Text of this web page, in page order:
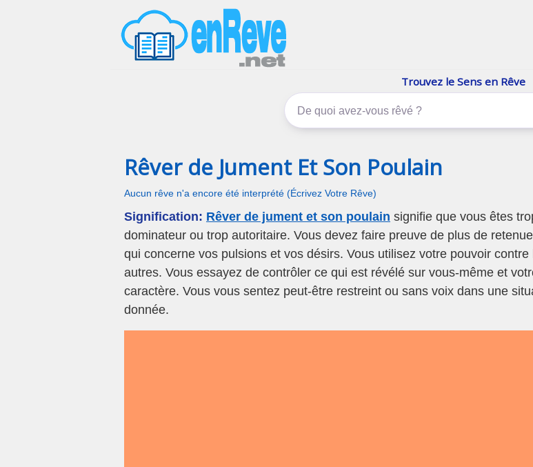
Trouvez le Sens en Rêve
Rêver de Jument Et Son Poulain
Aucun rêve n'a encore été interprété (Écrivez Votre Rêve)
Signification: Rêver de jument et son poulain signifie que vous êtes
dominateur ou trop autoritaire. Vous devez faire preuve de plus de
qui concerne vos pulsions et vos désirs. Vous utilisez votre pouvoir contre
autres. Vous essayez de contrôler ce qui est révélé sur vous-même et
caractère. Vous vous sentez peut-être restreint ou sans voix dans une
donnée.